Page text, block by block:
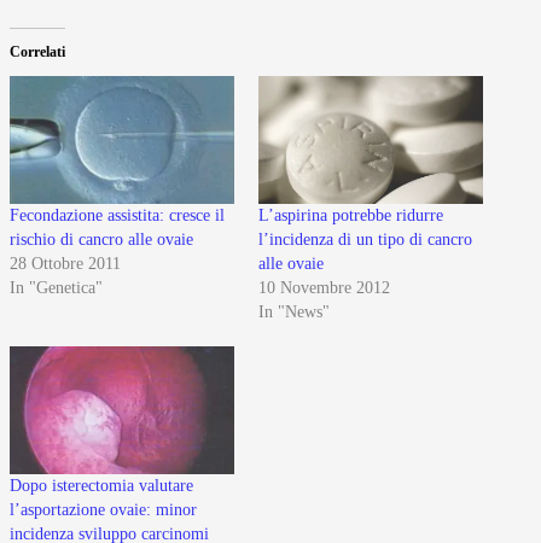
Correlati
Fecondazione assistita: cresce il
rischio di cancro alle ovaie
28 Ottobre 2011
In "Genetica"
L’aspirina potrebbe ridurre
l’incidenza di un tipo di cancro
alle ovaie
10 Novembre 2012
In "News"
Dopo isterectomia valutare
l’asportazione ovaie: minor
incidenza sviluppo carcinomi